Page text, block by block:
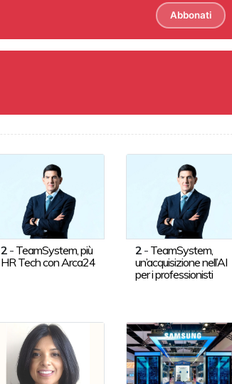
Abbonati
2- TeamSystem, più
HR Tech con Arca24
2 - TeamSystem,
un’acquisizione nell’AI
per i professionisti